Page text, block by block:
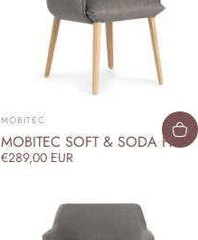
ANBIETER:
MOBITEC
MOBITEC SOFT & SODA H47
€289,00 EUR